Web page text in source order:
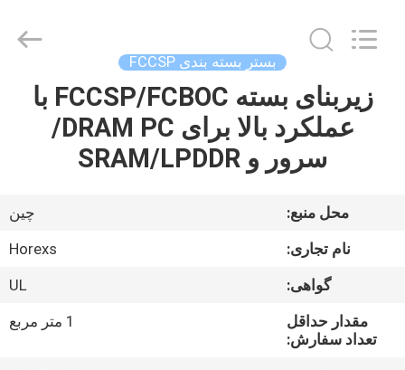
صفحه
اصلی
درباره
تور
Co.,Ltd..
بستر بسته بندی FCCSP
زیربنای بسته FCCSP/FCBOC با
عملکرد بالا برای DRAM PC/
سرور و SRAM/LPDDR
محل منبع:
چین
نام تجاری:
Horexs
گواهی:
UL
مقدار حداقل
تعداد سفارش:
1 متر مربع